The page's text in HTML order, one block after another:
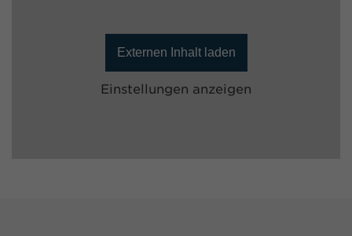
Externen Inhalt laden
Einstellungen anzeigen